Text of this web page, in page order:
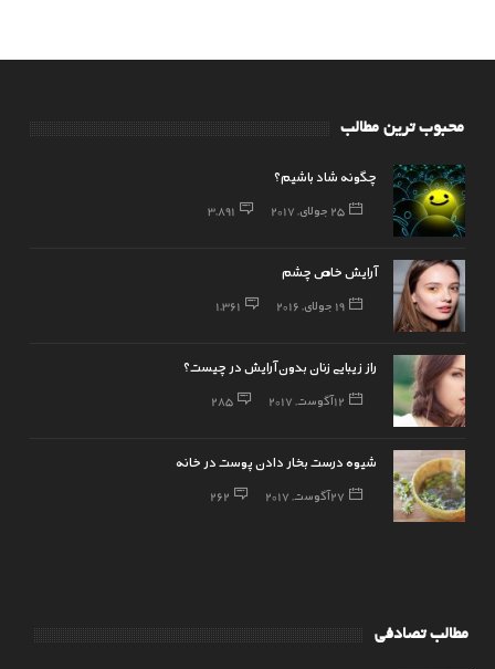
محبوب ترین مطالب
چگونه شاد باشیم؟
25 جولای, 2017 3,891
آرایش خاص چشم
19 جولای, 2016 1,361
راز زیبایی زنان بدون آرایش در چیست؟
12 آگوست, 2017 285
شیوه درست بخار دادن پوست در خانه
27 آگوست, 2017 262
مطالب تصادفی